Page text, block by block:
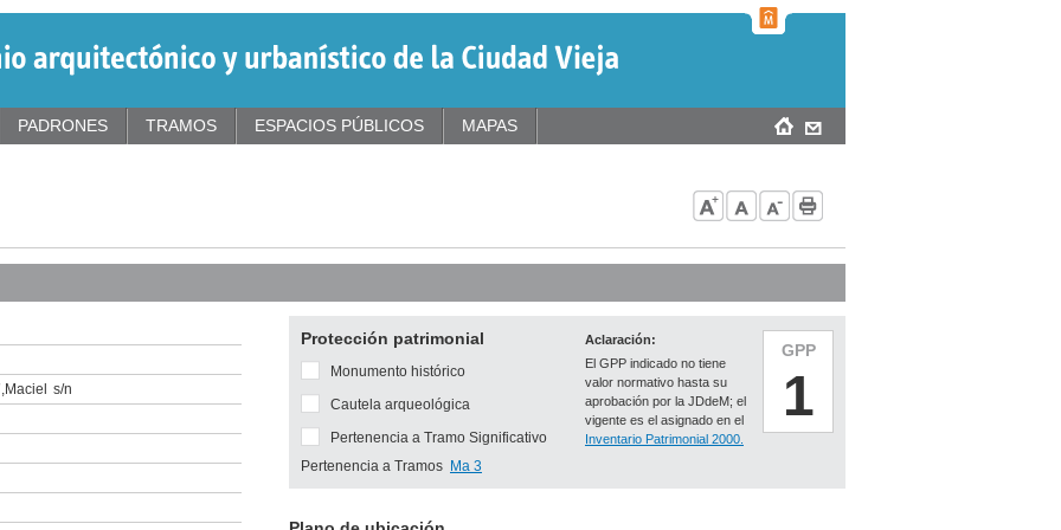
,Maciel
s/n
Protección patrimonial
GPP
1
Aclaración:
El GPP indicado no tiene
valor normativo hasta su
aprobación por la JDdeM; el
vigente es el asignado en el
Inventario Patrimonial 2000.
Monumento histórico
Cautela arqueológica
Pertenencia a Tramo Significativo
Pertenencia a Tramos Ma 3
PADRONES TRAMOS ESPACIOS PÚBLICOS MAPAS